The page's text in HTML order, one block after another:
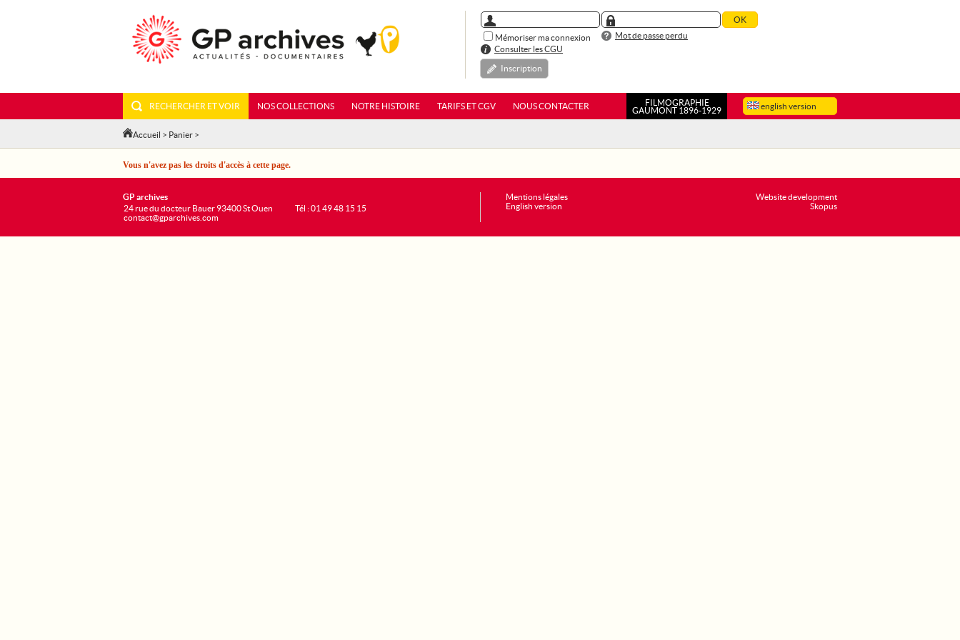
Mémoriser ma connexion
Mot de passe perdu
Consulter les CGU
Inscription
english version
RECHERCHER ET VOIR NOS COLLECTIONS NOTRE HISTOIRE TARIFS ET CGV NOUS CONTACTER
FILMOGRAPHIE
GAUMONT 1896-1929
Accueil > Panier >
Vous n'avez pas les droits d'accès à cette page.
Website development
Skopus
GP archives
24 rue du docteur Bauer 93400 St Ouen
contact@gparchives.com
Tél : 01 49 48 15 15
Mentions légales
English version